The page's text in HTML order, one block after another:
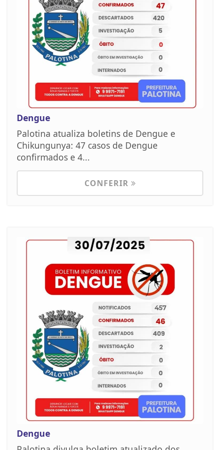
Dengue
Palotina atualiza boletins de Dengue e
Chikungunya: 47 casos de Dengue
confirmados e 4...
CONFERIR
Dengue